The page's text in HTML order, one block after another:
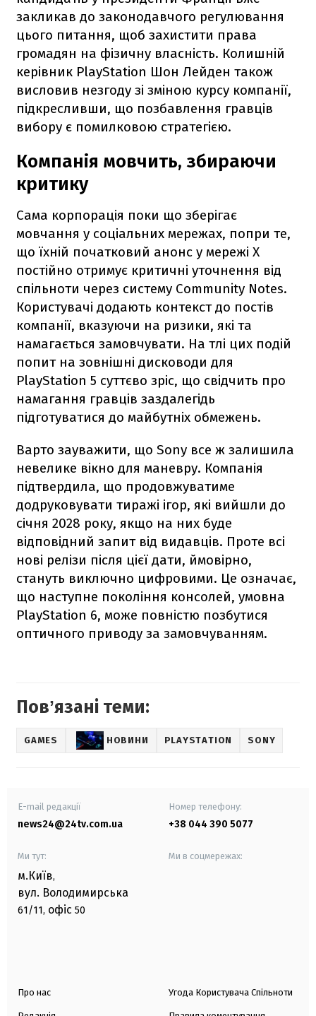
закликав до законодавчого регулювання
цього питання, щоб захистити права
громадян на фізичну власність. Колишній
керівник PlayStation Шон Лейден також
висловив незгоду зі зміною курсу компанії,
підкресливши, що позбавлення гравців
вибору є помилковою стратегією.
Компанія мовчить, збираючи
критику
Сама корпорація поки що зберігає
мовчання у соціальних мережах, попри те,
що їхній початковий анонс у мережі X
постійно отримує критичні уточнення від
спільноти через систему Community Notes.
Користувачі додають контекст до постів
компанії, вказуючи на ризики, які та
намагається замовчувати. На тлі цих подій
попит на зовнішні дисководи для
PlayStation 5 суттєво зріс, що свідчить про
намагання гравців заздалегідь
підготуватися до майбутніх обмежень.
Варто зауважити, що Sony все ж залишила
невелике вікно для маневру. Компанія
підтвердила, що продовжуватиме
додруковувати тиражі ігор, які вийшли до
січня 2028 року, якщо на них буде
відповідний запит від видавців. Проте всі
нові релізи після цієї дати, ймовірно,
стануть виключно цифровими. Це означає,
що наступне покоління консолей, умовна
PlayStation 6, може повністю позбутися
оптичного приводу за замовчуванням.
Повʼязані теми:
GAMES НОВИНИ PLAYSTATION SONY
E-mail редакції
news24@24tv.com.ua
Номер телефону:
+38 044 390 5077
Ми тут:
м.Київ,
вул. Володимирська
61/11, офіс 50
Ми в соцмережах:
Про нас Угода Користувача Спільноти